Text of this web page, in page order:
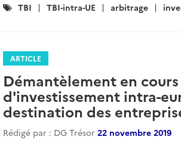
Catégories
TBI TBI-intra-UE arbitrage
ARTICLE
Démantèlement en
d'investissement intra-
destination des
Rédigé par : DG Trésor 22 novembre 2019